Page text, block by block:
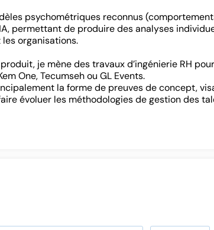
psychométriques reconnus
permettant de produire des analyses
organisations.
je mène des travaux d’ingénierie RH
One, Tecumseh ou GL Events.
la forme de preuves de concept,
évoluer les méthodologies de gestion des
Vous n’avez pas
Contactez